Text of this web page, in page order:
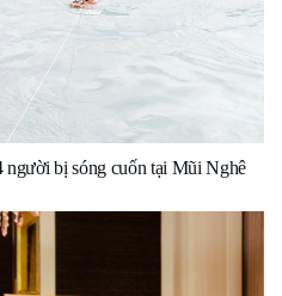
bị sóng cuốn tại Mũi Nghê